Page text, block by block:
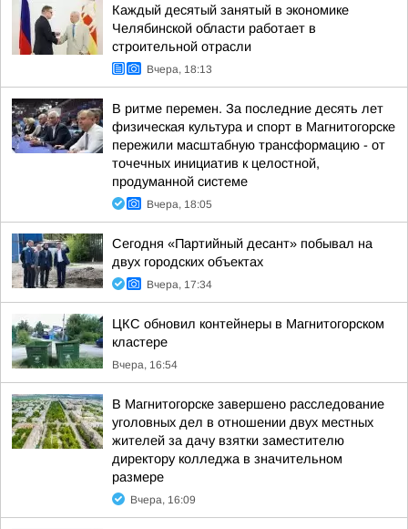
Каждый десятый занятый в экономике
Челябинской области работает в
строительной отрасли
Вчера, 18:13
В ритме перемен. За последние десять лет
физическая культура и спорт в Магнитогорске
пережили масштабную трансформацию - от
точечных инициатив к целостной,
продуманной системе
Вчера, 18:05
Сегодня «Партийный десант» побывал на
двух городских объектах
Вчера, 17:34
ЦКС обновил контейнеры в Магнитогорском
кластере
Вчера, 16:54
В Магнитогорске завершено расследование
уголовных дел в отношении двух местных
жителей за дачу взятки заместителю
директору колледжа в значительном
размере
Вчера, 16:09